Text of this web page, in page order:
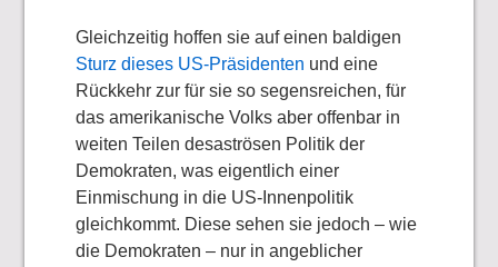
Gleichzeitig hoffen sie auf einen baldigen
Sturz dieses US-Präsidenten und eine
Rückkehr zur für sie so segensreichen, für
das amerikanische Volks aber offenbar in
weiten Teilen desaströsen Politik der
Demokraten, was eigentlich einer
Einmischung in die US-Innenpolitik
gleichkommt. Diese sehen sie jedoch – wie
die Demokraten – nur in angeblicher